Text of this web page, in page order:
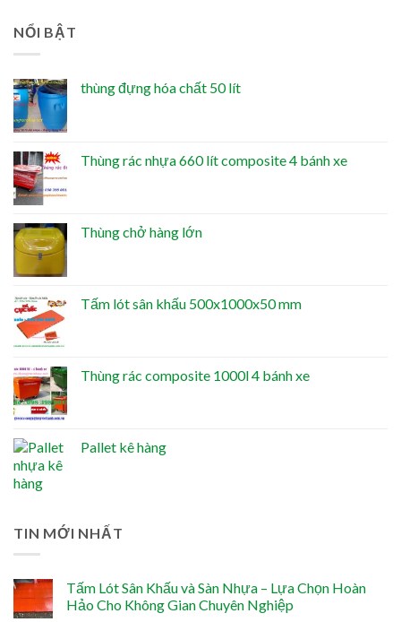
NỔI BẬT
thùng đựng hóa chất 50 lít
Thùng rác nhựa 660 lít composite 4 bánh xe
Thùng chở hàng lớn
Tấm lót sân khấu 500x1000x50 mm
Thùng rác composite 1000l 4 bánh xe
Pallet kê hàng
TIN MỚI NHẤT
Tấm Lót Sân Khấu và Sàn Nhựa – Lựa Chọn Hoàn
Hảo Cho Không Gian Chuyên Nghiệp